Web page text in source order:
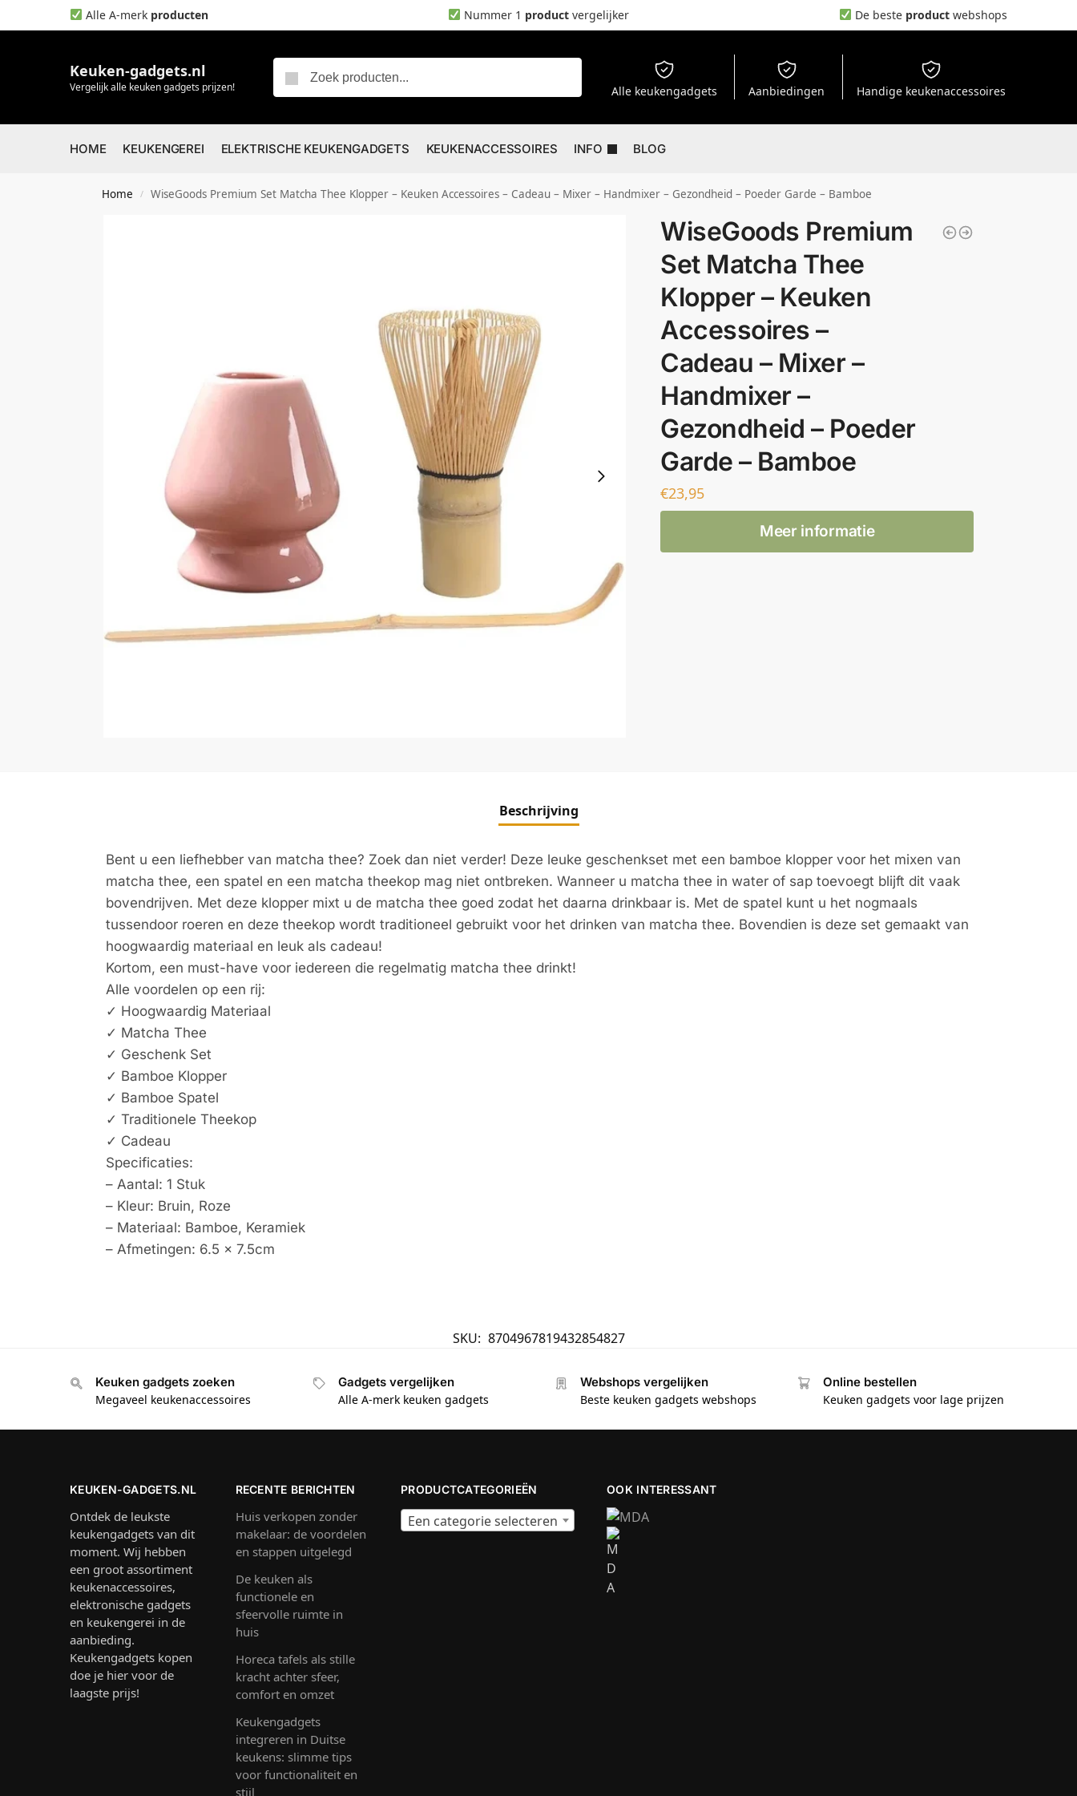
Alle A-merk producten Nummer 1 productvergelijker De beste product webshops
Keuken-gadgets.nl
Vergelijk alle keuken gadgets prijzen! Alle keukengadgets Aanbiedingen Handige keukenaccessoires
HOME KEUKENGEREI ELEKTRISCHE KEUKENGADGETS KEUKENACCESSOIRES INFO BLOG
Home / WiseGoods Premium Set Matcha Thee Klopper – Keuken Accessoires – Cadeau – Mixer – Handmixer – Gezondheid – Poeder Garde – Bamboe
WiseGoods Premium
Set Matcha Thee
Klopper – Keuken
Accessoires –
Cadeau – Mixer –
Handmixer –
Gezondheid – Poeder
Garde – Bamboe
€23,95
Meer informatie
Beschrijving
Bent u een liefhebber van matcha thee? Zoek dan niet verder! Deze leuke geschenkset met een bamboe klopper voor het mixen van
matcha thee, een spatel en een matcha theekop mag niet ontbreken. Wanneer u matcha thee in water of sap toevoegt blijft dit vaak
bovendrijven. Met deze klopper mixt u de matcha thee goed zodat het daarna drinkbaar is. Met de spatel kunt u het nogmaals
tussendoor roeren en deze theekop wordt traditioneel gebruikt voor het drinken van matcha thee. Bovendien is deze set gemaakt van
hoogwaardig materiaal en leuk als cadeau!
Kortom, een must-have voor iedereen die regelmatig matcha thee drinkt!
Alle voordelen op een rij:
✓ Hoogwaardig Materiaal
✓ Matcha Thee
✓ Geschenk Set
✓ Bamboe Klopper
✓ Bamboe Spatel
✓ Traditionele Theekop
✓ Cadeau
Specificaties:
– Aantal: 1 Stuk
– Kleur: Bruin, Roze
– Materiaal: Bamboe, Keramiek
– Afmetingen: 6.5 x 7.5cm
SKU: 8704967819432854827
Keuken gadgets zoeken
Megaveel keukenaccessoires
Gadgets vergelijken
Alle A-merk keuken gadgets
Webshops vergelijken
Beste keuken gadgets webshops
Online bestellen
Keuken gadgets voor lage prijzen
KEUKEN-GADGETS.NL
Ontdek de leukste
keukengadgets van dit
moment. Wij hebben
een groot assortiment
keukenaccessoires,
elektronische gadgets
en keukengerei in de
aanbieding.
Keukengadgets kopen
doe je hier voor de
laagste prijs!
RECENTE BERICHTEN
Huis verkopen zonder
makelaar: de voordelen
en stappen uitgelegd
De keuken als
functionele en
sfeervolle ruimte in
huis
Horeca tafels als stille
kracht achter sfeer,
comfort en omzet
Keukengadgets
integreren in Duitse
keukens: slimme tips
voor functionaliteit en
stijl
PRODUCTCATEGORIEËN
Een categorie selecteren
OOK INTERESSANT